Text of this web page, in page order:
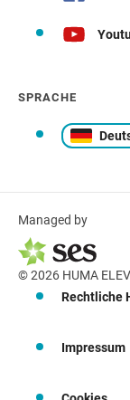
SPRACHE
Managed by
© 2026 HUMA
Rechtliche
Impressum